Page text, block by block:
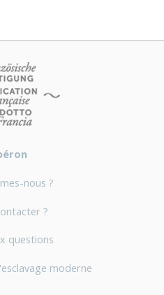
nous ?
?
questions
moderne